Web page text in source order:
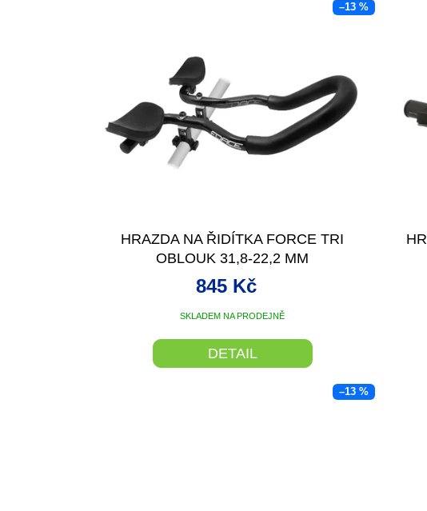
–13 %
HRAZDA NA ŘIDÍTKA FORCE TRI
OBLOUK 31,8-22,2 MM
SKLADEM NA PRODEJNĚ
845 Kč
DETAIL
–13 %